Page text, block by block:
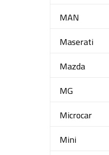
MAN
Maserati
Mazda
MG
Microcar
Mini